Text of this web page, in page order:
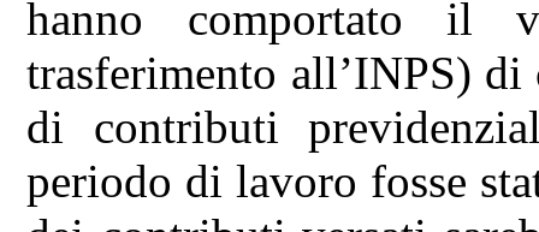
hanno comportato il
trasferimento all’INPS)
di contributi
periodo di lavoro fosse